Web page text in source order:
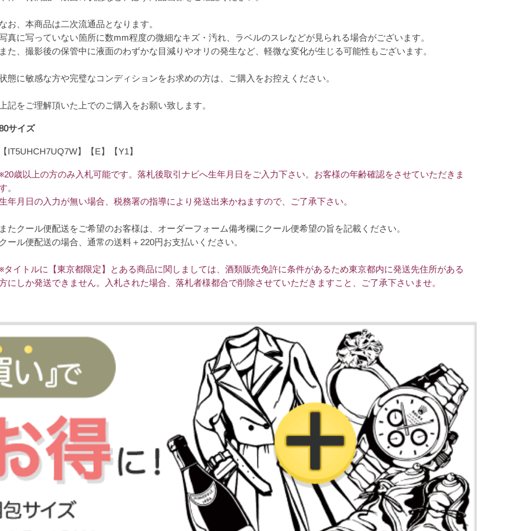
お、本商品は二次流通品となります。
真に写っていない箇所に数mm程度の微細なキズ・汚れ、ラベルのスレなどが見られる場合がございます。
た、撮影後の保管中に液面のわずかな目減りやオリの発生など、軽微な変化が生じる可能性もございます。
態に敏感な方や完璧なコンディションをお求めの方は、ご購入をお控えください。
記をご理解頂いた上でのご購入をお願い致します。
サイズ
IT5UHCH7UQ7W】【E】【Y1】
歳以上の方のみ入札可能です。落札後取引ナビへ生年月日をご入力下さい。お客様の年齢確認をさせていただきま
。
年月日の入力が無い場合、税務署の指導により発送出来かねますので、ご了承下さい。
たクール便配送をご希望のお客様は、オーダーフォーム備考欄にクール便希望の旨を記載ください。
ール便配送の場合、通常の送料＋220円お支払いください。
タイトルに【東京都限定】とある商品に関しましては、酒類販売免許に条件があるため東京都内に発送先住所がある
にしか発送できません。入札された場合、落札者様都合で削除させていただきますこと、ご了承下さいませ。